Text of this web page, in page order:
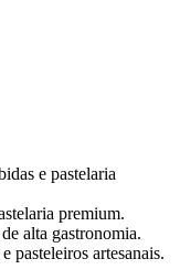
e pastelaria
premium.
alta gastronomia.
pasteleiros artesanais.